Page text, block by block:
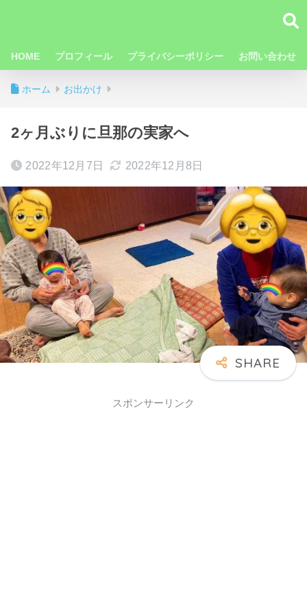
HOME プロフィール プライバシーポリシー お問い合わせ
ホーム お出かけ
2ヶ月ぶりに旦那の実家へ
2022年12月7日 2022年12月8日
スポンサーリンク